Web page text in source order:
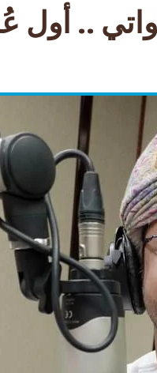
.. أول